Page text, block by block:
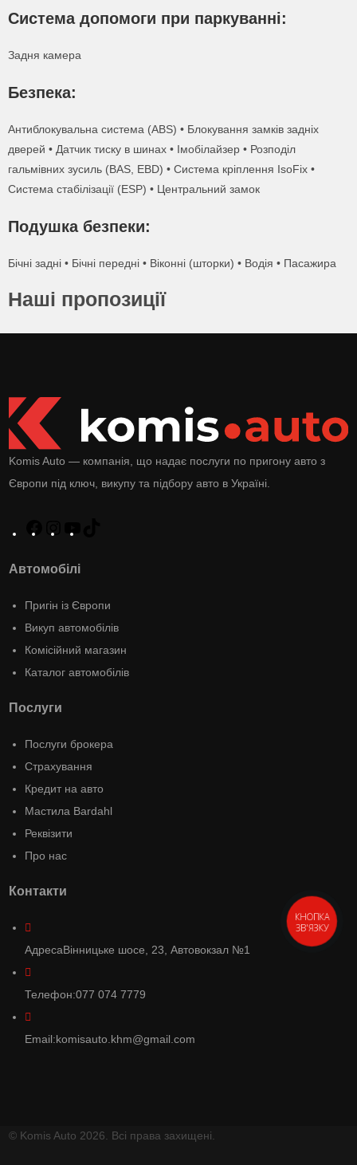
Система допомоги при паркуванні:
Задня камера
Безпека:
Антиблокувальна система (ABS) • Блокування замків задніх
дверей • Датчик тиску в шинах • Імобілайзер • Розподіл
гальмівних зусиль (BAS, EBD) • Система кріплення IsoFix •
Система стабілізації (ESP) • Центральний замок
Подушка безпеки:
Бічні задні • Бічні передні • Віконні (шторки) • Водія • Пасажира
Наші пропозиції
Komis Auto — компанія, що надає послуги по пригону авто з
Європи під ключ, викупу та підбору авто в Україні.
Автомобілі
Пригін із Європи
Викуп автомобілів
Комісійний магазин
Каталог автомобілів
Послуги
Послуги брокера
Страхування
Кредит на авто
Мастила Bardahl
Реквізити
Про нас
Контакти
АдресаВінницьке шосе, 23, Автовокзал №1
Телефон:077 074 7779
Email:komisauto.khm@gmail.com
© Komis Auto 2026. Всі права захищені.
КНОПКА
ЗВ'ЯЗКУ